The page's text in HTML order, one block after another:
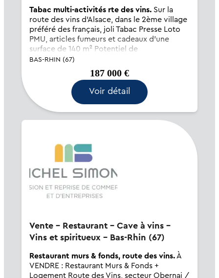
Tabac multi-activités rte des vins.Sur la
route des vins d'Alsace, dans le 2ème village
préféré des français, joli Tabac Presse Loto
PMU, articles fumeurs et cadeaux d'une
surface de 140 m² Potentiel de
développement avec l'adjonction d'une
activé de bar et café Loyer faible de...
BAS-RHIN (67)
187 000 €
Voir détail
Vente - Restaurant - Cave à vins -
Vins et spiritueux - Bas-Rhin (67)
Restaurant murs & fonds, route des vins.À
VENDRE : Restaurant Murs & Fonds +
Logement Route des Vins, secteur Obernai /